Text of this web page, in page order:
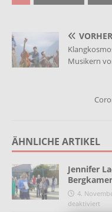
Musikern
ÄHNLICHE ARTIKEL
Jennifer
4.
deaktiviert